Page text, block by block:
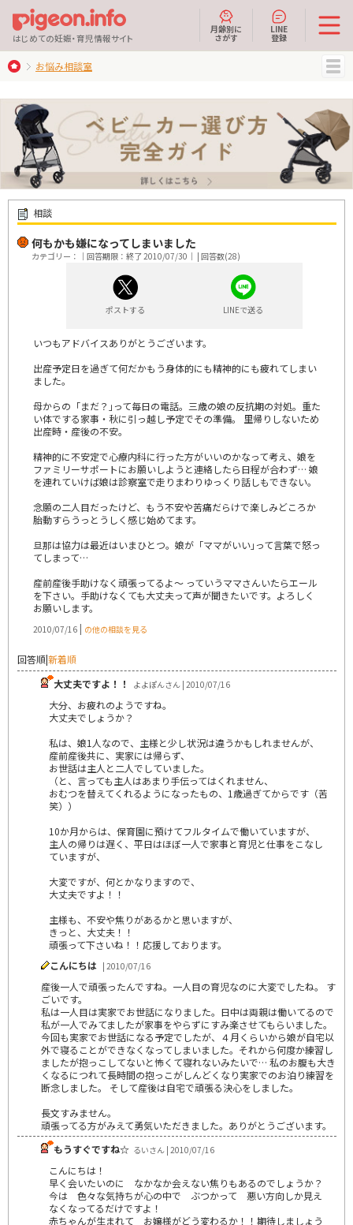
はじめての妊娠・育児情報サイト
月齢別に
さがす
LINE
登録
お悩み相談室
相談
何もかも嫌になってしまいました
カテゴリー：｜回答期限：終了 2010/07/30｜ | 回答数(28)
ポストする LINEで送る
いつもアドバイスありがとうございます。
出産予定日を過ぎて何だかもう身体的にも精神的にも疲れてしまい
ました。
母からの「まだ？｣って毎日の電話。三歳の娘の反抗期の対処。重た
い体でする家事・秋に引っ越し予定でその準備。 里帰りしないため
出産時・産後の不安。
精神的に不安定で心療内科に行った方がいいのかなって考え、娘を
ファミリーサポートにお願いしようと連絡したら日程が合わず… 娘
を連れていけば娘は診察室で走りまわりゆっくり話しもできない。
念願の二人目だったけど、もう不安や苦痛だらけで楽しみどころか
胎動すらうっとうしく感じ始めてます。
旦那は協力は最近はいまひとつ。娘が「ママがいい｣って言葉で怒っ
てしまって…
産前産後手助けなく頑張ってるよ～ っていうママさんいたらエール
を下さい。手助けなくても大丈夫って声が聞きたいです。よろしく
お願いします。
2010/07/16 | の他の相談を見る
回答順|新着順
大丈夫ですよ！！
よよぽんさん | 2010/07/16
大分、お疲れのようですね。
大丈夫でしょうか？
私は、娘1人なので、主様と少し状況は違うかもしれませんが、
産前産後共に、実家には帰らず、
お世話は主人と二人でしていました。
（と、言っても主人はあまり手伝ってはくれません、
おむつを替えてくれるようになったもの、1歳過ぎてからです（苦
笑））
10か月からは、保育園に預けてフルタイムで働いていますが、
主人の帰りは遅く、平日はほぼ一人で家事と育児と仕事をこなし
ていますが、
大変ですが、何とかなりますので、
大丈夫ですよ！！
主様も、不安や焦りがあるかと思いますが、
きっと、大丈夫！！
頑張って下さいね！！応援しております。
こんにちは | 2010/07/16
産後一人で頑張ったんですね。一人目の育児なのに大変でしたね。 す
ごいです。
私は一人目は実家でお世話になりました。日中は両親は働いてるので
私が一人でみてましたが家事をやらずにすみ楽させてもらいました。
今回も実家でお世話になる予定でしたが、４月くらいから娘が自宅以
外で寝ることができなくなってしまいました。それから何度か練習し
ましたが抱っこしてないと怖くて寝れないみたいで… 私のお腹も大き
くなるにつれて長時間の抱っこがしんどくなり実家でのお泊り練習を
断念しました。 そして産後は自宅で頑張る決心をしました。
長文すみません。
頑張ってる方がみえて勇気いただきました。ありがとうございます。
もうすぐですね☆ るいさん | 2010/07/16
こんにちは！
早く会いたいのに なかなか会えない焦りもあるのでしょうか？
今は 色々な気持ちが心の中で ぶつかって 悪い方向しか見え
なくなってるだけですよ！
赤ちゃんが生まれて お嬢様がどう変わるか！！期待しましょう